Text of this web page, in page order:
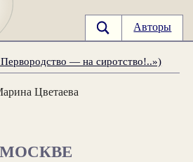
Авторы
— на сиротство!..»)
Цветаева
МОСКВЕ